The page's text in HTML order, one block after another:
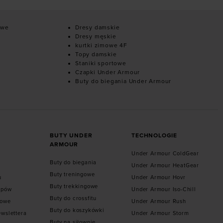
Dresy damskie
Dresy męskie
kurtki zimowe 4F
Topy damskie
Staniki sportowe
Czapki Under Armour
Buty do biegania Under Armour
BUTY UNDER
ARMOUR
Buty do biegania
Buty treningowe
Buty trekkingowe
Buty do crossfitu
Buty do koszykówki
TECHNOLOGIE
Under Armour ColdGear
Under Armour HeatGear
Under Armour Hovr
Under Armour Iso-Chill
Under Armour Rush
Under Armour Storm